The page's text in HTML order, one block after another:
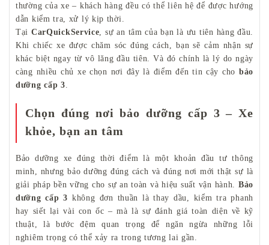
thường của xe – khách hàng đều có thể liên hệ để được hướng
dẫn kiểm tra, xử lý kịp thời.
Tại CarQuickService , sự an tâm của bạn là ưu tiên hàng đầu.
Khi chiếc xe được chăm sóc đúng cách, bạn sẽ cảm nhận sự
khác biệt ngay từ vô lăng đầu tiên. Và đó chính là lý do ngày
càng nhiều chủ xe chọn nơi đây là điểm đến tin cậy cho bảo
dưỡng cấp 3
Chọn đúng nơi bảo dưỡng cấp 3 – Xe
khỏe, bạn an tâm
Bảo dưỡng xe đúng thời điểm là một khoản đầu tư thông
minh, nhưng bảo dưỡng đúng cách và đúng nơi mới thật sự là
giải pháp bền vững cho sự an toàn và hiệu suất vận hành. Bảo
dưỡng cấp 3 không đơn thuần là thay dầu, kiểm tra phanh
hay siết lại vài con ốc – mà là sự đánh giá toàn diện về kỹ
thuật, là bước đệm quan trọng để ngăn ngừa những lỗi
nghiêm trọng có thể xảy ra trong tương lai gần.